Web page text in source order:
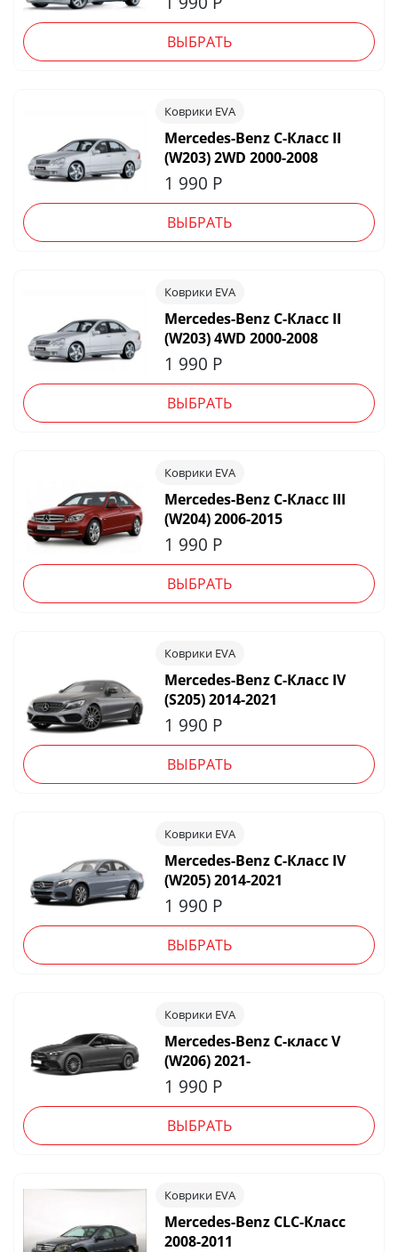
ВЫБРАТЬ
Коврики EVA
Mercedes-Benz C-Класс II
(W203) 2WD 2000-2008
1 990 Р
ВЫБРАТЬ
Коврики EVA
Mercedes-Benz C-Класс II
(W203) 4WD 2000-2008
1 990 Р
ВЫБРАТЬ
Коврики EVA
Mercedes-Benz C-Класс III
(W204) 2006-2015
1 990 Р
ВЫБРАТЬ
Коврики EVA
Mercedes-Benz C-Класс IV
(S205) 2014-2021
1 990 Р
ВЫБРАТЬ
Коврики EVA
Mercedes-Benz C-Класс IV
(W205) 2014-2021
1 990 Р
ВЫБРАТЬ
Коврики EVA
Mercedes-Benz C-класс V
(W206) 2021-
1 990 Р
ВЫБРАТЬ
Коврики EVA
Mercedes-Benz CLC-Класс
2008-2011